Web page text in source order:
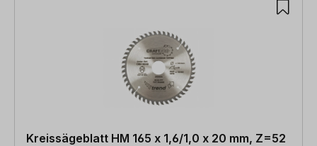
Kreissägeblatt HM 165 x 1,6/1,0 x 20 mm, Z=52